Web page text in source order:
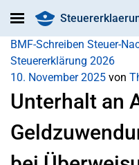
BMF-Schreiben Steuer-
Steuererklärung 2026
10. November 2025 von
Unterhalt an